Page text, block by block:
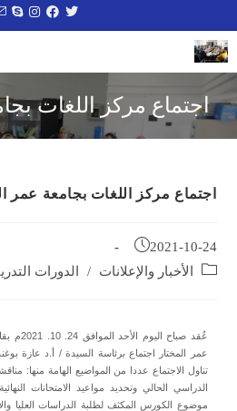
اجتماع مركز اللغات
اجتماع مركز اللغات بجامعة عمر
2021-10-24
الأخبار والإعلانات
/ الدورات
عُقد صباح
عمر المختار اجتماع برئاسة السيدة / أ.د عازة
تناول الاجتماع عددا من المواضيع الهامة منها:
الدراسي الحالي وتحديد مواعيد الامتحانات
موضوع الكورس المكثف لطلبة الدراسات العليا